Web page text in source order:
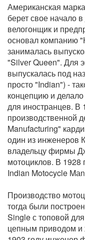
Американская
берет свое начало
велогонщик и
основал компанию
занималась
"Silvеr Queen". Для
выпускалась под
просто "Indian") -
концепцию и
для иностранцев. В
производственной
Manufacturing"
один из инженеров
владельцу фирмы
мотоциклов. В 1928
Indian Motocycle
Производство
тогда были
Single с топовой
цепным приводом и